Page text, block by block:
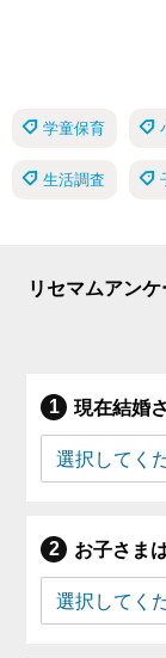
学童保育
生活調査
リセマムアン
現在結婚
お子さま